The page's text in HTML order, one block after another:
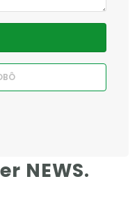
NEWS.